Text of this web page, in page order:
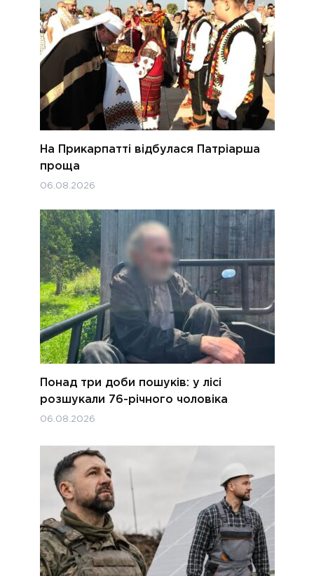
На Прикарпатті відбулася Патріарша
проща
06.08.2026
Понад три доби пошуків: у лісі
розшукали 76-річного чоловіка
06.08.2026